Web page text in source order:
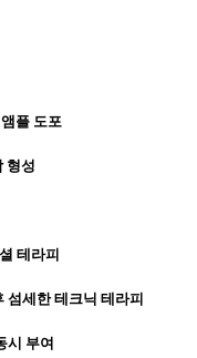
플 도포
형성
테라피
섬세한 테크닉 테라피
시 부여